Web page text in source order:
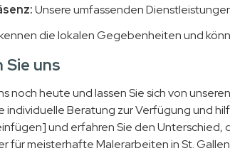
Unsere umfassenden
die lokalen Gegebenheiten und
uns
noch heute und lassen Sie sich von
individuelle Beratung zur Verfügung und
und erfahren Sie den Unterschied,
für meisterhafte Malerarbeiten in St.